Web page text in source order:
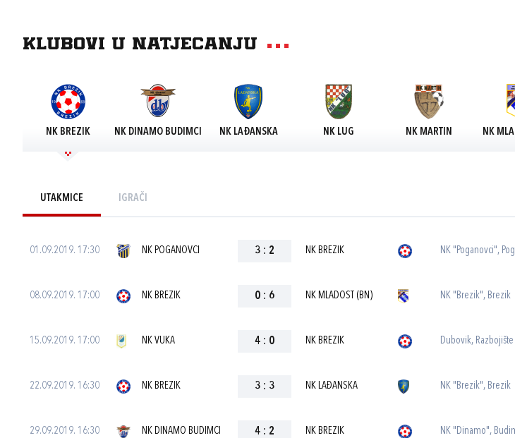
Klubovi u natjecanju
NK BREZIK NK DINAMO BUDIMCI NK LAĐANSKA NK LUG NK MARTIN NK
UTAKMICE IGRAČI
01.09.2019. 17:30 NK POGANOVCI 3 : 2 NK BREZIK NK "Poganovci",
08.09.2019. 17:00 NK BREZIK 0 : 6 NK MLADOST (BN) NK "Brezik", Brezik
15.09.2019. 17:00 NK VUKA 4 : 0 NK BREZIK Dubovik, Razbojište
22.09.2019. 16:30 NK BREZIK 3 : 3 NK LAĐANSKA NK "Brezik", Brezik
29.09.2019. 16:30 NK DINAMO BUDIMCI 4 : 2 NK BREZIK NK "Dinamo",